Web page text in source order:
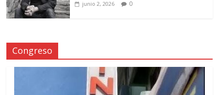
junio 2, 2026 0
Congreso